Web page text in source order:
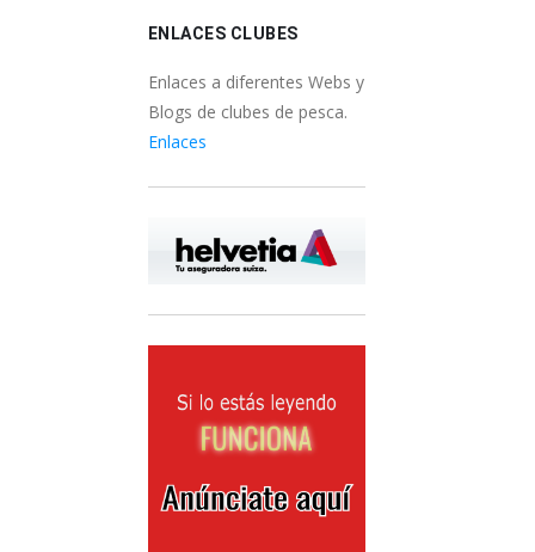
ENLACES CLUBES
Enlaces a diferentes Webs y
Blogs de clubes de pesca.
Enlaces